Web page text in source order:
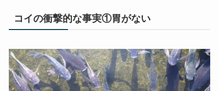
コイの衝撃的な事実①胃がない